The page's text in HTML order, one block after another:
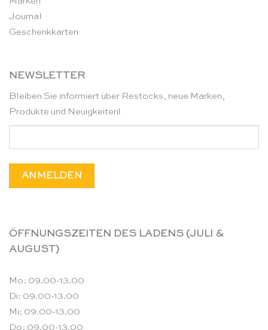
Journal
Geschenkkarten
NEWSLETTER
Bleiben Sie informiert über Restocks, neue Marken,
Produkte und Neuigkeiten!
ÖFFNUNGSZEITEN DES LADENS (JULI &
AUGUST)
Mo: 09.00-13.00
Di: 09.00-13.00
Mi: 09.00-13.00
Do: 09.00-13.00